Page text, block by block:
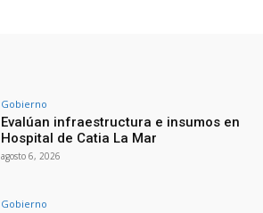
Gobierno
Evalúan infraestructura e insumos en
Hospital de Catia La Mar
agosto 6, 2026
Gobierno